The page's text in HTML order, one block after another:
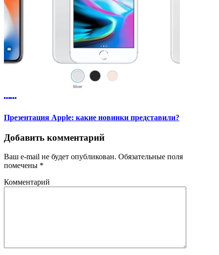
Презентация Apple: какие новинки представили?
Добавить комментарий
Ваш e-mail не будет опубликован. Обязательные поля
помечены *
Комментарий